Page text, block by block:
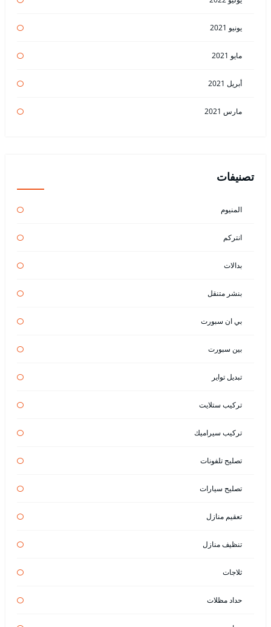
يونيو 2021
مايو 2021
أبريل 2021
مارس 2021
تصنيفات
المنيوم
انتركم
بدالات
بنشر متنقل
بي ان سبورت
بين سبورت
تبديل تواير
تركيب ستلايت
تركيب سيراميك
تصليح تلفونات
تصليح سيارات
تعقيم منازل
تنظيف منازل
ثلاجات
حداد مظلات